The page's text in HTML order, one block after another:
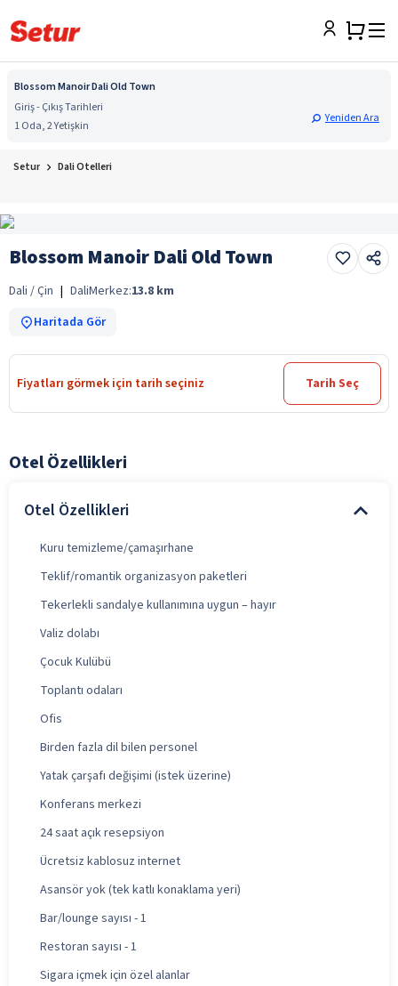
Blossom Manoir Dali Old Town
Giriş - Çıkış Tarihleri
1 Oda, 2 Yetişkin
Yeniden Ara
Setur Dali Otelleri
Blossom Manoir Dali Old Town
Dali / Çin | DaliMerkez:13.8 km
Haritada Gör
Fiyatları görmek için tarih seçiniz Tarih Seç
Otel Özellikleri
Otel Özellikleri
Kuru temizleme/çamaşırhane
Teklif/romantik organizasyon paketleri
Tekerlekli sandalye kullanımına uygun – hayır
Valiz dolabı
Çocuk Kulübü
Toplantı odaları
Ofis
Birden fazla dil bilen personel
Yatak çarşafı değişimi (istek üzerine)
Konferans merkezi
24 saat açık resepsiyon
Ücretsiz kablosuz internet
Asansör yok (tek katlı konaklama yeri)
Bar/lounge sayısı - 1
Restoran sayısı - 1
Sigara içmek için özel alanlar